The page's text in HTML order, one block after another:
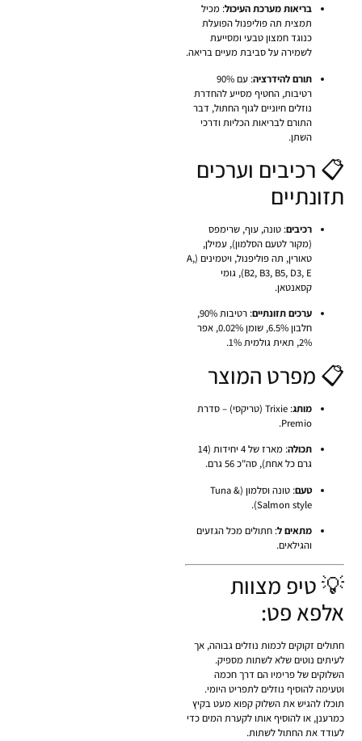
בריאות מערכת העיכול: מכיל
תמצית תה פוליפנול הפועלת
כנוגד חמצון טבעי ומסייעת
לשמירה על סביבת מעיים בריאה.
תורם להידרציה
: עם 90%
רטיבות, החטיף מסייע להחדרת
נוזלים חיוניים לגוף החתול, דבר
התורם לבריאות הכליות ודרכי
השתן.
📋 רכיבים וערכים
תזונתיים
רכיבים: טונה, עוף, שרימפס
(מקור לטעם הסלמון), עמילן,
טאורין, תה פוליפנול, ויטמינים (A,
B2, B3, B5, D3, E), גומי
קסאנטאן.
ערכים תזונתיים
: רטיבות 90%,
חלבון 6.5%, שומן 0.02%, אפר
2%, תאית גולמית 1%.
📋 מפרט המוצר
מותג
: Trixie (טריקסי) – סדרת
Premio.
תכולה
: מארז של 4 יחידות (14
גרם כל אחת), סה"כ 56 גרם.
טעם
: טונה וסלמון (Tuna &
Salmon style).
מתאים ל: חתולים מכל הגזעים
והגילאים.
💡 טיפ מצוות
אלפא פט:
חתולים זקוקים לכמות נוזלים גבוהה, אך
לעיתים נוטים שלא לשתות מספיק.
השלוקים של פרימיו הם דרך חכמה
וטעימה להוסיף נוזלים לתפריט היומי.
תוכלו להגיש את השלוק קפוא מעט בקיץ
כמרענן, או להוסיף אותו לקערת המים כדי
לעודד את החתול לשתות.